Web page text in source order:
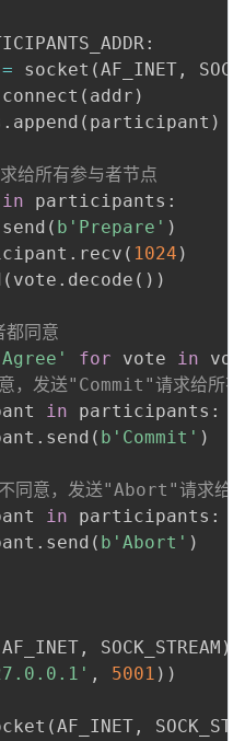
:
= socket (AF_INET ,
connect ( addr )
. append ( participant )
所有参与者节点
in participants :
send ( b'Prepare' )
. recv ( 1024 )
( vote . decode ( ) )
同意
for vote in
，发送"Commit"请求给所有
in participants :
. send ( b'Commit' )
同意，发送"Abort"请求给
in participants :
. send ( b'Abort' )
AF_INET , SOCK_STREAM )
, 5001 ) )
(AF_INET ,